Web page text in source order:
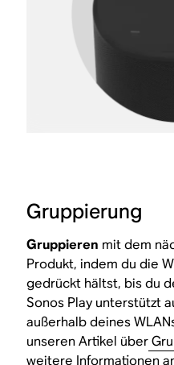
Gruppierung
Gruppieren mit dem
Produkt, indem du die
gedrückt hältst, bis du
Sonos Play unterstützt
außerhalb deines
unseren Artikel über
weitere Informationen